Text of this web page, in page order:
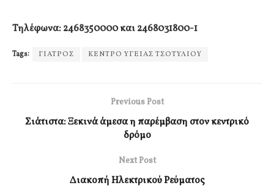
Τηλέφωνα: 2468350000 και 2468031800-1
Tags: ΓΙΑΤΡΟΣ ΚΕΝΤΡΟ ΥΓΕΙΑΣ ΤΣΟΤΥΛΙΟΥ
Previous Post
Σιάτιστα: Ξεκινά άμεσα η παρέμβαση στον κεντρικό
δρόμο
Next Post
Διακοπή Ηλεκτρικού Ρεύματος